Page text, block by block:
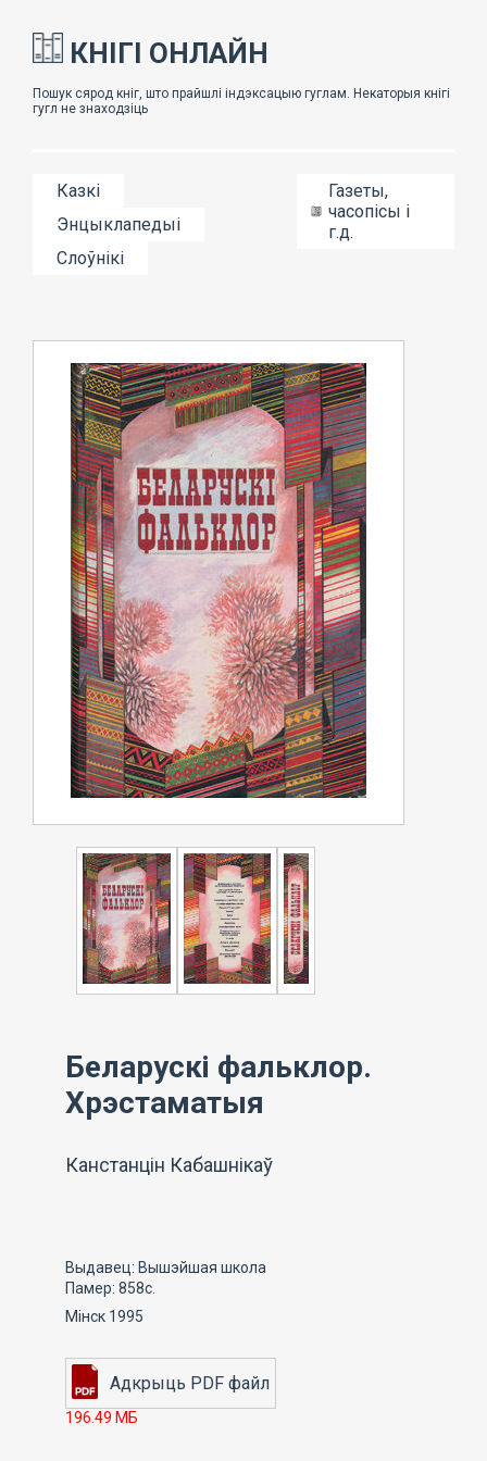
КНІГІ ОНЛАЙН
Казкі
Энцыклапедыі
Слоўнікі
Газеты,
часопісы і
г.д.
Беларускі фальклор.
Хрэстаматыя
Канстанцін Кабашнікаў
Выдавец: Вышэйшая школа
Памер: 858с.
Мінск 1995
196.49 МБ